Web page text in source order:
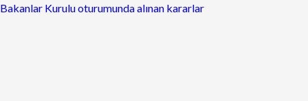
Bakanlar Kurulu oturumunda alınan kararlar